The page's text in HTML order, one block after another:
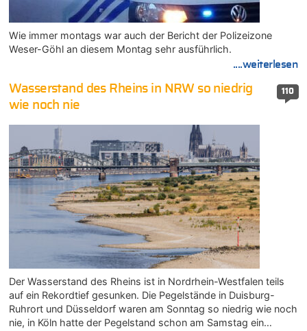
Wie immer montags war auch der Bericht der Polizeizone
Weser-Göhl an diesem Montag sehr ausführlich.
....weiterlesen
110
Wasserstand des Rheins in NRW so niedrig
wie noch nie
Der Wasserstand des Rheins ist in Nordrhein-Westfalen teils
auf ein Rekordtief gesunken. Die Pegelstände in Duisburg-
Ruhrort und Düsseldorf waren am Sonntag so niedrig wie noch
nie, in Köln hatte der Pegelstand schon am Samstag ein…